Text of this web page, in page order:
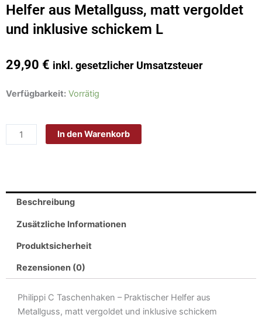
Helfer aus Metallguss, matt vergoldet
und inklusive schickem L
29,90 € inkl. gesetzlicher Umsatzsteuer
Verfügbarkeit: Vorrätig
Philippi
Metallguss,
matt
vergoldet
inklusive
schickem
L
In den Warenkorb
Beschreibung
Zusätzliche Informationen
Produktsicherheit
Rezensionen (0)
Philippi C Taschenhaken – Praktischer Helfer aus
Metallguss, matt vergoldet und inklusive schickem